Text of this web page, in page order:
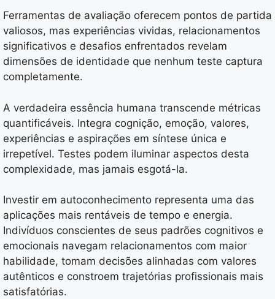
Ferramentas de avaliação oferecem pontos de partida
valiosos, mas experiências vividas, relacionamentos
significativos e desafios enfrentados revelam
dimensões de identidade que nenhum teste captura
completamente.
A verdadeira essência humana transcende métricas
quantificáveis. Integra cognição, emoção, valores,
experiências e aspirações em síntese única e
irrepetível. Testes podem iluminar aspectos desta
complexidade, mas jamais esgotá-la.
Investir em autoconhecimento representa uma das
aplicações mais rentáveis de tempo e energia.
Indivíduos conscientes de seus padrões cognitivos e
emocionais navegam relacionamentos com maior
habilidade, tomam decisões alinhadas com valores
autênticos e constroem trajetórias profissionais mais
satisfatórias.